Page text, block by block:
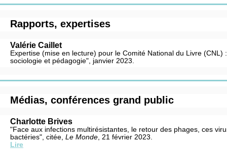
Rapports, expertises
Valérie Caillet
Expertise (mise en lecture) pour le Comité National du Livre (CNL)
sociologie et pédagogie", janvier 2023.
Médias, conférences grand public
Charlotte Brives
"Face aux infections multirésistantes, le retour des phages, ces
bactéries", citée, Le Monde , 21 février 2023.
Lire